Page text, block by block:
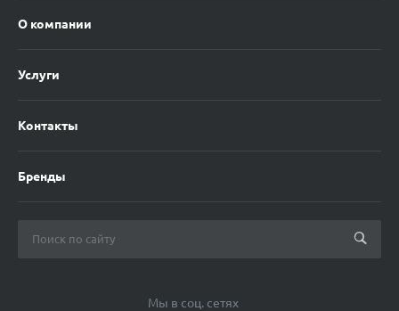
О компании
Услуги
Контакты
Бренды
Мы в соц. сетях